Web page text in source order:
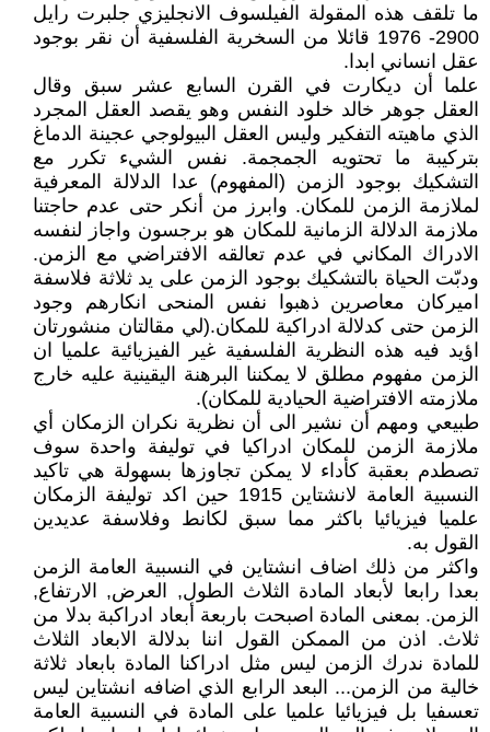
ما تلقف هذه المقولة الفيلسوف الانجليزي جلبرت رايل
2900- 1976 قائلا من السخرية الفلسفية أن نقر بوجود
عقل انساني ابدا.
علما أن ديكارت في القرن السابع عشر سبق وقال
العقل جوهر خالد خلود النفس وهو يقصد العقل المجرد
الذي ماهيته التفكير وليس العقل البيولوجي عجينة الدماغ
بتركيبة ما تحتويه الجمجمة. نفس الشيء تكرر مع
التشكيك بوجود الزمن (المفهوم) عدا الدلالة المعرفية
لملازمة الزمن للمكان. وابرز من أنكر حتى عدم حاجتنا
ملازمة الدلالة الزمانية للمكان هو برجسون واجاز لنفسه
الادراك المكاني في عدم تعالقه الافتراضي مع الزمن.
ودبّت الحياة بالتشكيك بوجود الزمن على يد ثلاثة فلاسفة
اميركان معاصرين ذهبوا نفس المنحى انكارهم وجود
الزمن حتى كدلالة ادراكية للمكان.(لي مقالتان منشورتان
اؤيد فيه هذه النظرية الفلسفية غير الفيزيائية علميا ان
الزمن مفهوم مطلق لا يمكننا البرهنة اليقينية عليه خارج
ملازمته الافتراضية الحيادية للمكان).
طبيعي ومهم أن نشير الى أن نظرية نكران الزمكان أي
ملازمة الزمن للمكان ادراكيا في توليفة واحدة سوف
تصطدم بعقبة كأداء لا يمكن تجاوزها بسهولة هي تاكيد
النسبية العامة لانشتاين 1915 حين اكد توليفة الزمكان
علميا فيزيائيا باكثر مما سبق لكانط وفلاسفة عديدين
القول به.
واكثر من ذلك اضاف انشتاين في النسبية العامة الزمن
بعدا رابعا لأبعاد المادة الثلاث الطول, العرض, الارتفاع,
الزمن. بمعنى المادة اصبحت باربعة أبعاد ادراكبة بدلا من
ثلاث. اذن من الممكن القول اننا بدلالة الابعاد الثلاث
للمادة ندرك الزمن ليس مثل ادراكنا المادة بابعاد ثلاثة
خالية من الزمن... البعد الرابع الذي اضافه انشتاين ليس
تعسفيا بل فيزيائيا علميا على المادة في النسبية العامة